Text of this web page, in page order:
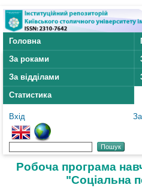
Головна
За роками
За відділами
Статистика
Вхід
Робоча програма
"Соціальна